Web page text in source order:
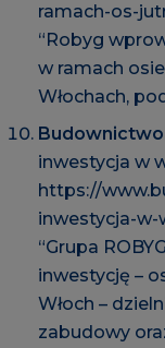
ramach-os-
“Robyg
w ramach
Włochach,
inwestycja w
https://
inwestycja-
“Grupa
inwestycję –
Włoch –
zabudowy